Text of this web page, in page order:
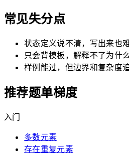
常见失分点
状态定义说不清，写出来也
只会背模板，解释不了为什
样例能过，但边界和复杂度
推荐题单梯度
入门
多数元素
存在重复元素